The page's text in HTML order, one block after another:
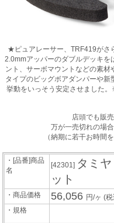
★ピュアレーサー、TRF419がさ
2.0mmアッパーのダブルデッキを
ント、サーボマウントなどの素
タイプのビッグボアダンパーや
挙動をいっそう安定させました
店頭でも販
万が一売切れの場
（納期に若干お時間
・[品番]商品
名
[42301] タミ
ット
・商品価格 56,056 円/ヶ(
・規格